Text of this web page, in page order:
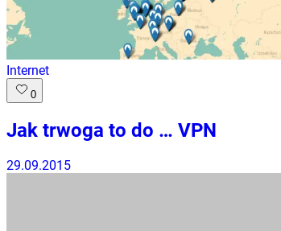
Internet
0
Jak trwoga to do … VPN
29.09.2015